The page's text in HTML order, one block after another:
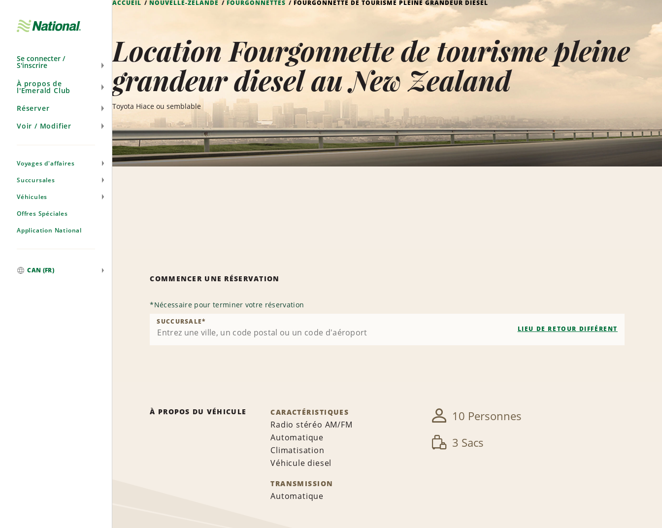
navigation
Se connecter /
S'inscrire
À propos de
l'Emerald Club
Réserver
Voir / Modifier
Voyages d'affaires
Succursales
Véhicules
Offres Spéciales
Application National
CAN (FR)
ACCUEIL NOUVELLE-ZÉLANDE FOURGONNETTES FOURGONNETTE DE TOURISME PLEINE GRANDEUR DIESEL
Location Fourgonnette de tourisme pleine
grandeur diesel au New Zealand
Toyota Hiace ou semblable
COMMENCER UNE RÉSERVATION
*Nécessaire pour terminer votre réservation
SUCCURSALE*
LIEU DE RETOUR DIFFÉRENT
À PROPOS DU VÉHICULE CARACTÉRISTIQUES
Radio stéréo AM/FM
Automatique
Climatisation
Véhicule diesel
TRANSMISSION
Automatique
10 Personnes
3 Sacs